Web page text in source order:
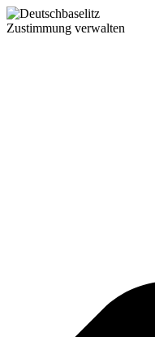
Zustimmung verwalten